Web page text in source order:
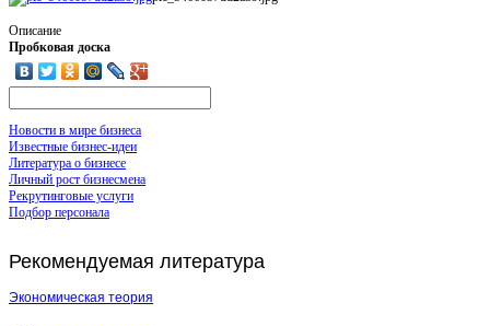
Описание
Пробковая доска
Новости в мире бизнеса
Известные бизнес-идеи
Литература о бизнесе
Личный рост бизнесмена
Рекрутинговые услуги
Подбор персонала
Рекомендуемая литература
Экономическая теория